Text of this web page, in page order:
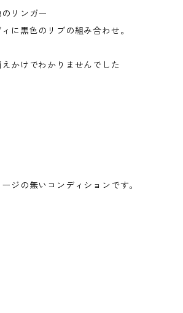
リンガー
に黒色のリブの組み合わせ。
かけでわかりませんでした
ジの無いコンディションです。